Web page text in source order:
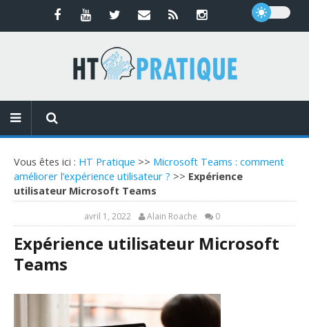
Vous êtes ici : HT Pratique >> Microsoft Teams : comment
améliorer l’expérience utilisateur ? >> Expérience
utilisateur Microsoft Teams
avril 1, 2022 Alain Roache 0
Expérience utilisateur Microsoft
Teams